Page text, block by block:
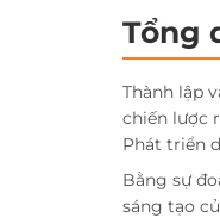
Tổng
Thành lập
chiến lược
Phát triển
Bằng sự
sáng tạo